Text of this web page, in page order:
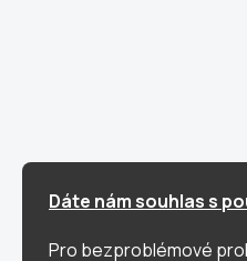
Dáte nám souhlas s
Pro bezproblémové